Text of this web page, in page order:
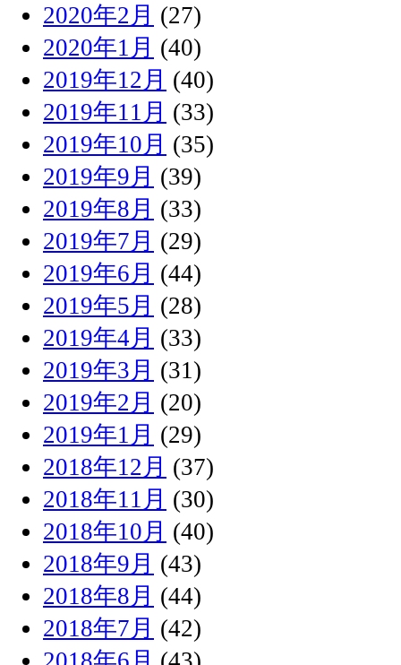
2020年2月 (27)
2020年1月 (40)
2019年12月 (40)
2019年11月 (33)
2019年10月 (35)
2019年9月 (39)
2019年8月 (33)
2019年7月 (29)
2019年6月 (44)
2019年5月 (28)
2019年4月 (33)
2019年3月 (31)
2019年2月 (20)
2019年1月 (29)
2018年12月 (37)
2018年11月 (30)
2018年10月 (40)
2018年9月 (43)
2018年8月 (44)
2018年7月 (42)